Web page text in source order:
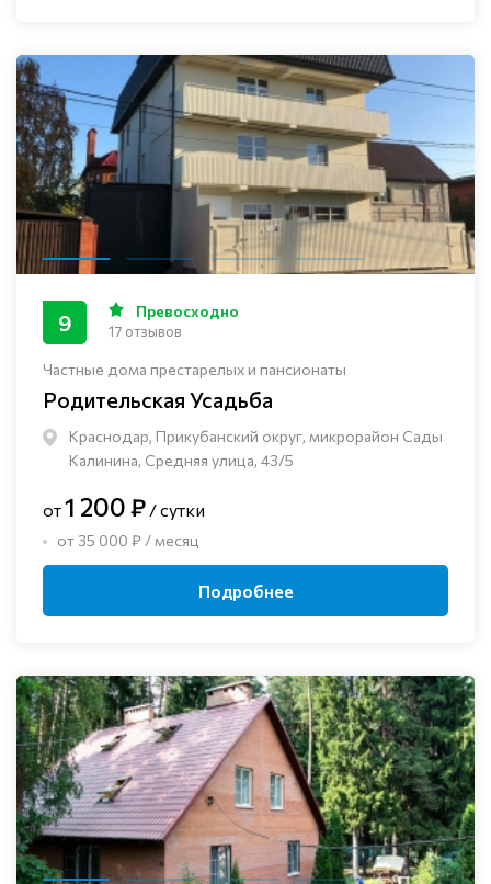
Частные дома престарелых и пансионаты
Родительская Усадьба
Краснодар, Прикубанский округ, микрорайон Сады
Калинина, Средняя улица, 43/5
9 Превосходно
17 отзывов
от1 200 ₽ / сутки
от 35 000 ₽ / месяц
Подробнее